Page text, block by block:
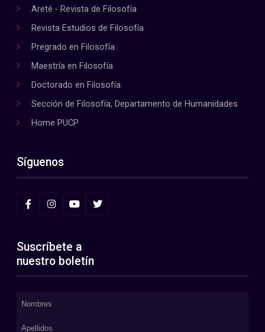
Areté - Revista de Filosofía
Revista Estudios de Filosofía
Pregrado en Filosofía
Maestría en Filosofía
Doctorado en Filosofía
Sección de Filosofía, Departamento de Humanidades
Home PUCP
Síguenos
Suscríbete a
nuestro boletín